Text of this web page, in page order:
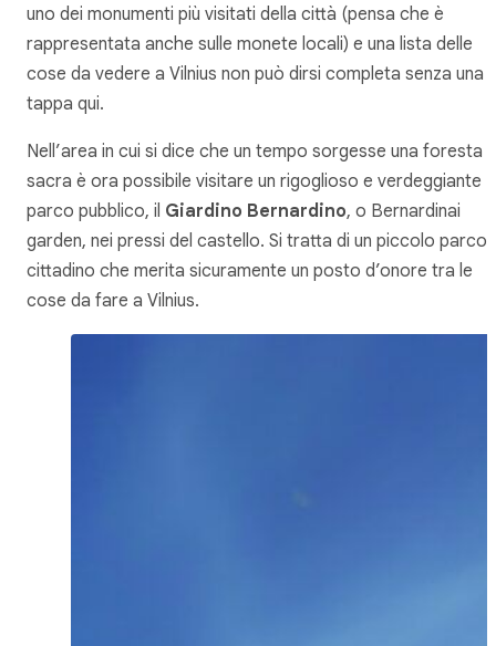
uno dei monumenti più visitati della città (pensa che è
rappresentata anche sulle monete locali) e una lista delle
cose da vedere a Vilnius non può dirsi completa senza una
tappa qui.
Nell’area in cui si dice che un tempo sorgesse una foresta
sacra è ora possibile visitare un rigoglioso e verdeggiante
parco pubblico, il Giardino Bernardino, o Bernardinai
garden, nei pressi del castello. Si tratta di un piccolo parco
cittadino che merita sicuramente un posto d’onore tra le
cose da fare a Vilnius.